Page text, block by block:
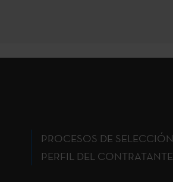
PROCESOS DE SELECCIÓN
PERFIL DEL CONTRATANTE